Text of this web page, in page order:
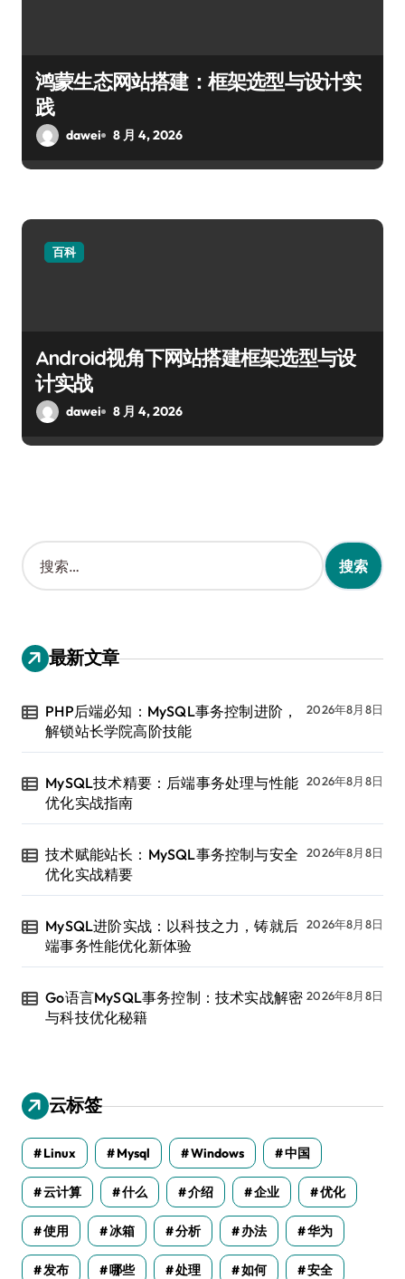
鸿蒙生态网站搭建：框架选型与设计实
践
dawei 8 月 4, 2026
百科
Android视角下网站搭建框架选型与设
计实战
dawei 8 月 4, 2026
搜
索
：
最新文章
PHP后端必知：MySQL事务控制进阶，
解锁站长学院高阶技能
2026年8月8日
MySQL技术精要：后端事务处理与性能
优化实战指南
2026年8月8日
技术赋能站长：MySQL事务控制与安全
优化实战精要
2026年8月8日
MySQL进阶实战：以科技之力，铸就后
端事务性能优化新体验
2026年8月8日
Go语言MySQL事务控制：技术实战解密
与科技优化秘籍
2026年8月8日
云标签
Linux Mysql Windows 中国
云计算 什么 介绍 企业 优化
使用 冰箱 分析 办法 华为
发布 哪些 处理 如何 安全